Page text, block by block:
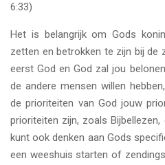
6:33)
Het is belangrijk om Gods
zetten en betrokken te zijn bij de
eerst God en God zal jou
de andere mensen willen
de prioriteiten van God jouw
prioriteiten zijn, zoals
kunt ook denken aan Gods
een weeshuis starten of